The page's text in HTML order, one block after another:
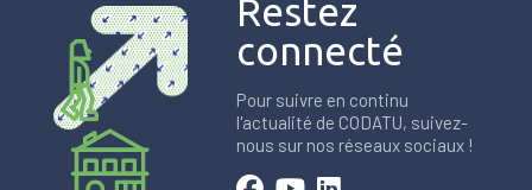
Restez
connecté
Pour suivre en continu
l'actualité de CODATU, suivez-
nous sur nos réseaux sociaux !